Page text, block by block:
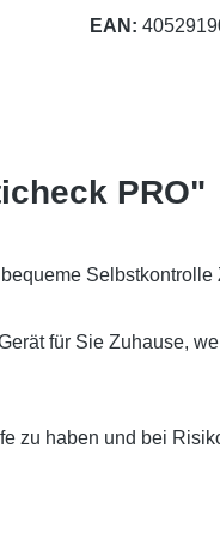
EAN:
PRO"
für Sie Zuhause,
zu haben und bei